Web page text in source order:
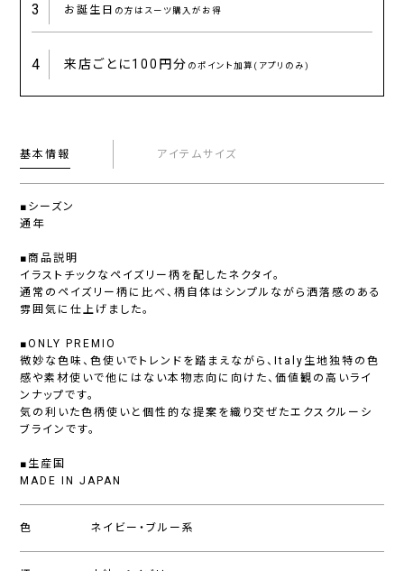
3 お誕生日 の方はスーツ購入がお得
4 来店ごとに100円分 のポイント加算(アプリのみ)
基本情報 アイテムサイズ
■シーズン
通年
■商品説明
イラストチックなペイズリー柄を配したネクタイ。
通常のペイズリー柄に比べ、柄自体はシンプルながら洒落感のある
雰囲気に仕上げました。
■ONLY PREMIO
微妙な色味、色使いでトレンドを踏まえながら、Italy生地独特の色
感や素材使いで他にはない本物志向に向けた、価値観の高いライ
ンナップです。
気の利いた色柄使いと個性的な提案を織り交ぜたエクスクルーシ
ブラインです。
■生産国
MADE IN JAPAN
色 ネイビー・ブルー系